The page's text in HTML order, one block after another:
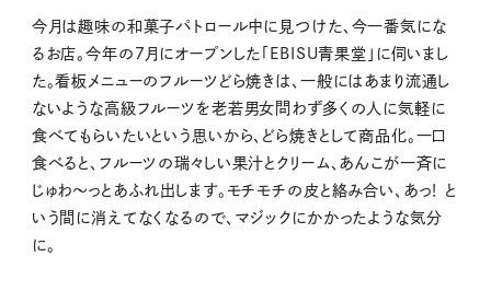
今月は趣味の和菓子パトロール中に見つけた、今一番気にな
るお店。今年の7月にオープンした「EBISU青果堂」に伺いまし
た。看板メニューのフルーツどら焼きは、一般にはあまり流通し
ないような高級フルーツを老若男女問わず多くの人に気軽に
食べてもらいたいという思いから、どら焼きとして商品化。一口
食べると、フルーツの瑞々しい果汁とクリーム、あんこが一斉に
じゅわ〜っとあふれ出します。モチモチの皮と絡み合い、あっ！ と
いう間に消えてなくなるので、マジックにかかったような気分
に。